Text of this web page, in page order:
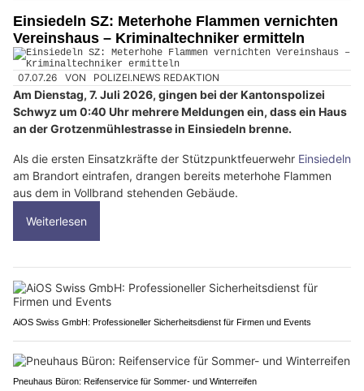
Einsiedeln SZ: Meterhohe Flammen vernichten
Vereinshaus – Kriminaltechniker ermitteln
07.07.26 VON POLIZEI.NEWS REDAKTION
Am Dienstag, 7. Juli 2026, gingen bei der Kantonspolizei
Schwyz um 0:40 Uhr mehrere Meldungen ein, dass ein Haus
an der Grotzenmühlestrasse in Einsiedeln brenne.
Als die ersten Einsatzkräfte der Stützpunktfeuerwehr Einsiedeln
am Brandort eintrafen, drangen bereits meterhohe Flammen
aus dem in Vollbrand stehenden Gebäude.
Weiterlesen
AiOS Swiss GmbH: Professioneller Sicherheitsdienst für Firmen und Events
Pneuhaus Büron: Reifenservice für Sommer- und Winterreifen